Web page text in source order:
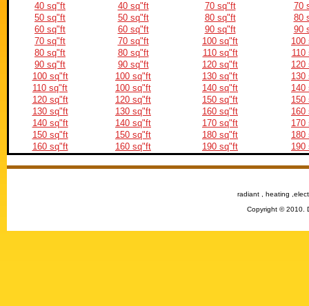
40 sq"ft
40 sq"ft 70 sq"ft
70
50 sq"ft
50 sq"ft 80 sq"ft
80
60 sq"ft
60 sq"ft 90 sq"ft
90
70 sq"ft
70 sq"ft 100 sq"ft
100
80 sq"ft
80 sq"ft 110 sq"ft
110
90 sq"ft
90 sq"ft 120 sq"ft
120
100 sq"ft
100 sq"ft 130 sq"ft
130
110 sq"ft
100 sq"ft 140 sq"ft
140
120 sq"ft
120 sq"ft 150 sq"ft
150
130 sq"ft
130 sq"ft 160 sq"ft
160
140 sq"ft
140 sq"ft 170 sq"ft
170
150 sq"ft
150 sq"ft 180 sq"ft
180
160 sq"ft
160 sq"ft 190 sq"ft 190
radiant , heating
Copyright © 2010.